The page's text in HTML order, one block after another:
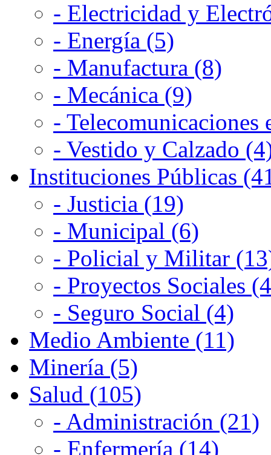
- Electricidad y
- Energía (5)
- Manufactura (8)
- Mecánica (9)
-
- Vestido y Calzado
Instituciones Públicas
- Justicia (19)
- Municipal (6)
- Policial y Militar
- Proyectos Sociales
- Seguro Social (4)
Medio Ambiente (11)
Minería (5)
Salud (105)
- Administración (21)
- Enfermería (14)